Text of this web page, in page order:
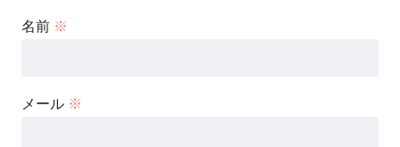
名前 ※
メール ※